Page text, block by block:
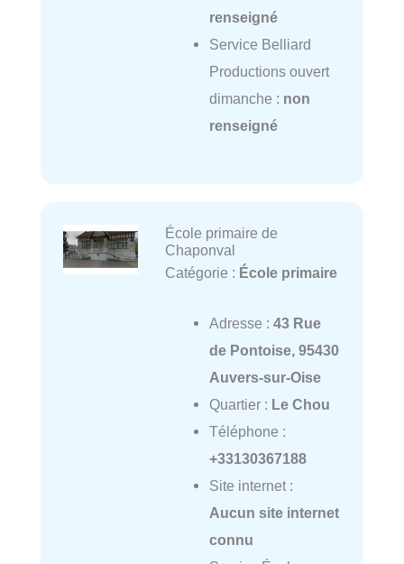
renseigné
Service Belliard
Productions ouvert
dimanche : non
renseigné
École primaire de
Chaponval
Catégorie : École primaire
Adresse : 43 Rue
de Pontoise, 95430
Auvers-sur-Oise
Quartier : Le Chou
Téléphone :
+33130367188
Site internet :
Aucun site internet
connu